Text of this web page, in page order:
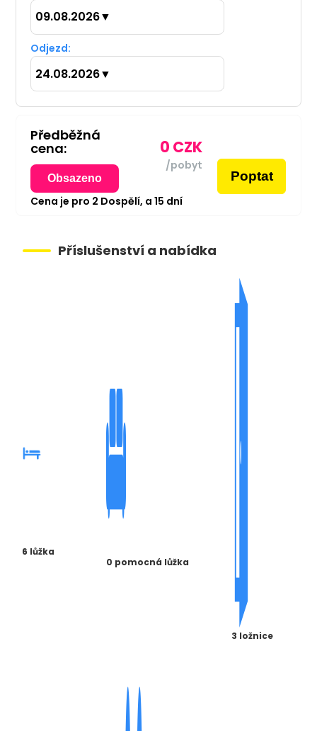
09.08.2026▼
Odjezd:
24.08.2026▼
Předběžná
cena:
Obsazeno
0 CZK
/pobyt
Poptat
Cena je pro 2 Dospělí, a 15 dní
Příslušenství a nabídka
6 lůžka
0 pomocná lůžka
3 ložnice